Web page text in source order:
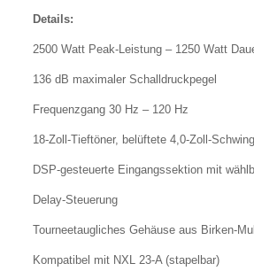
Details:
2500 Watt Peak-Leistung – 1250 Watt
136 dB maximaler Schalldruckpegel
Frequenzgang 30 Hz – 120 Hz
18-Zoll-Tieftöner, belüftete 4,0-Zoll-
DSP-gesteuerte Eingangssektion mit
Delay-Steuerung
Tourneetaugliches Gehäuse aus Birken-
Kompatibel mit NXL 23-A (stapelbar)